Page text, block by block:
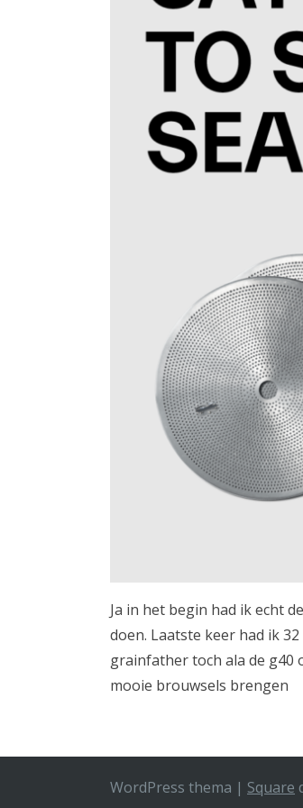
Ja in het begin had ik echt
doen. Laatste keer had ik
grainfather toch ala de g40
mooie brouwsels brengen
WordPress thema | Square